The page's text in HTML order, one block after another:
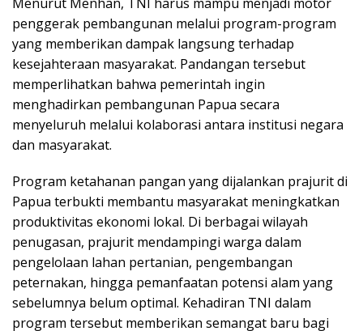
penggerak pembangunan melalui program-program
yang memberikan dampak langsung terhadap
kesejahteraan masyarakat. Pandangan tersebut
memperlihatkan bahwa pemerintah ingin
menghadirkan pembangunan Papua secara
menyeluruh melalui kolaborasi antara institusi negara
dan masyarakat.
Program ketahanan pangan yang dijalankan prajurit di
Papua terbukti membantu masyarakat meningkatkan
produktivitas ekonomi lokal. Di berbagai wilayah
penugasan, prajurit mendampingi warga dalam
pengelolaan lahan pertanian, pengembangan
peternakan, hingga pemanfaatan potensi alam yang
sebelumnya belum optimal. Kehadiran TNI dalam
program tersebut memberikan semangat baru bagi